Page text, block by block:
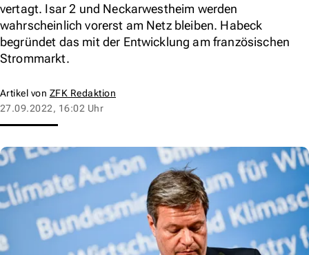
vertagt. Isar 2 und Neckarwestheim werden
wahrscheinlich vorerst am Netz bleiben. Habeck
begründet das mit der Entwicklung am französischen
Strommarkt.
Artikel von ZFK Redaktion
27.09.2022, 16:02 Uhr